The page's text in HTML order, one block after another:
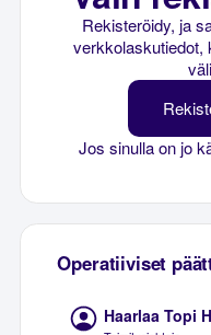
Rekisteröidy, ja
verkkolaskutiedot,
Jos sinulla on jo
Operatiiviset
Haarlaa Topi